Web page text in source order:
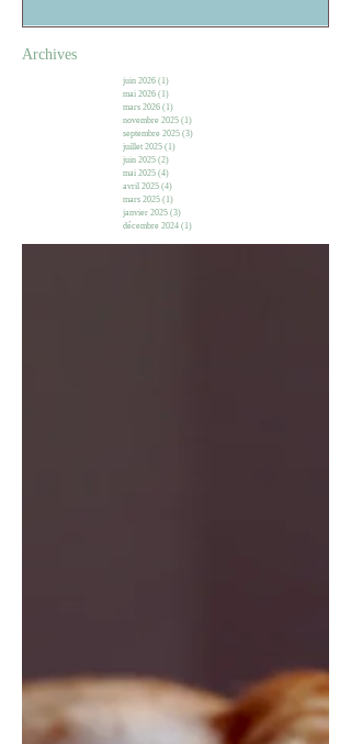
Archives
juin 2026 (1)
mai 2026 (1)
mars 2026 (1)
novembre 2025 (1)
septembre 2025 (3)
juillet 2025 (1)
juin 2025 (2)
mai 2025 (4)
avril 2025 (4)
mars 2025 (1)
janvier 2025 (3)
décembre 2024 (1)